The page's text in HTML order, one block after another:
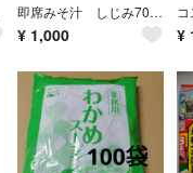
即席みそ汁 しじみ70個分のちから(減塩) 12食(3食入×4)
¥ 1,000 ¥